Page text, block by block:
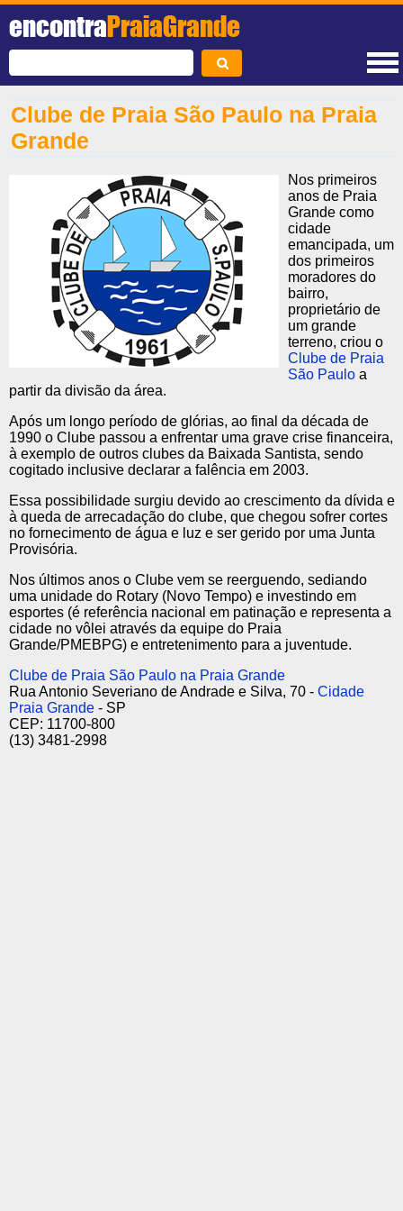
encontraPraiaGrande
Clube de Praia São Paulo na Praia
Grande
Nos primeiros
anos de Praia
Grande como
cidade
emancipada, um
dos primeiros
moradores do
bairro,
proprietário de
um grande
terreno, criou o
Clube de Praia
São Paulo a
partir da divisão da área.
Após um longo período de glórias, ao final da década de
1990 o Clube passou a enfrentar uma grave crise financeira,
à exemplo de outros clubes da Baixada Santista, sendo
cogitado inclusive declarar a falência em 2003.
Essa possibilidade surgiu devido ao crescimento da dívida e
à queda de arrecadação do clube, que chegou sofrer cortes
no fornecimento de água e luz e ser gerido por uma Junta
Provisória.
Nos últimos anos o Clube vem se reerguendo, sediando
uma unidade do Rotary (Novo Tempo) e investindo em
esportes (é referência nacional em patinação e representa a
cidade no vôlei através da equipe do Praia
Grande/PMEBPG) e entretenimento para a juventude.
Clube de Praia São Paulo na Praia Grande
Rua Antonio Severiano de Andrade e Silva, 70 - Cidade
Praia Grande - SP
CEP: 11700-800
(13) 3481-2998